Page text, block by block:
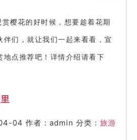
樱花的好时候，想要趁着花期
伴们，就让我们一起来看看，宣
地点推荐吧！详情介绍请看下
04 作者：admin 分类： 旅游